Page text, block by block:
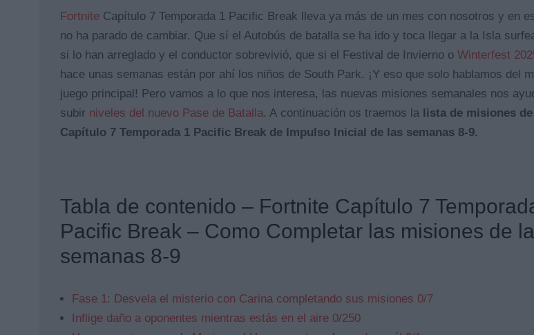
Fortnite Capítulo 7 Temporada 1 Pacific Break lleva ya más de un mes con nosotros y en
no ha parado de cambiar. Que sí el Autobús de batalla se ha ido y toca llegar a la Isla
si lo han arreglado y el conductor sobrevivió, que si el Festival de Invierno o Winterfest
hace unas semanas están por ahí los niños de South Park. ¡Y eso que solo hablamos del
juego principal! Pero vamos a lo que nos interesa, las nuevas misiones semanales nos
subir niveles del nuevo Pase de Batalla. A continuación os traemos la lista de misiones de
Capítulo 7 Temporada 1 Pacific Break de Impulso Inicial de las semanas 8-9.
Tabla de contenido – Fortnite Capítulo 7
Pacific Break – Como Completar las misiones de
semanas 8-9
Fase 1: Desvela el misterio con Carina completando sus misiones 0/7
Inflige daño a oponentes mientras estás en el aire 0/250